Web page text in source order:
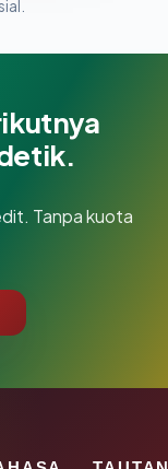
Tanpa kuota